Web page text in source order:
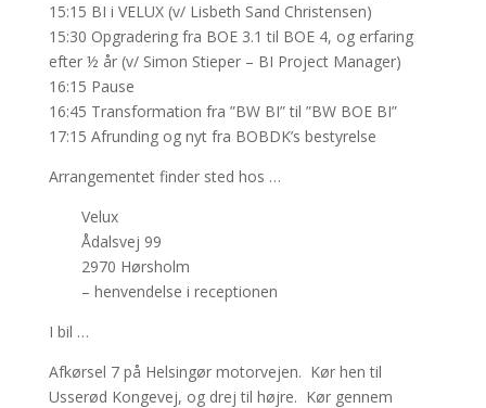
15:15 BI i VELUX (v/ Lisbeth Sand Christensen)
15:30 Opgradering fra BOE 3.1 til BOE 4, og erfaring
efter ½ år (v/ Simon Stieper – BI Project Manager)
16:15 Pause
16:45 Transformation fra ”BW BI” til ”BW BOE BI”
17:15 Afrunding og nyt fra BOBDK’s bestyrelse
Arrangementet finder sted hos …
Velux
Ådalsvej 99
2970 Hørsholm
– henvendelse i receptionen
I bil …
Afkørsel 7 på Helsingør motorvejen. Kør hen til
Usserød Kongevej, og drej til højre. Kør gennem